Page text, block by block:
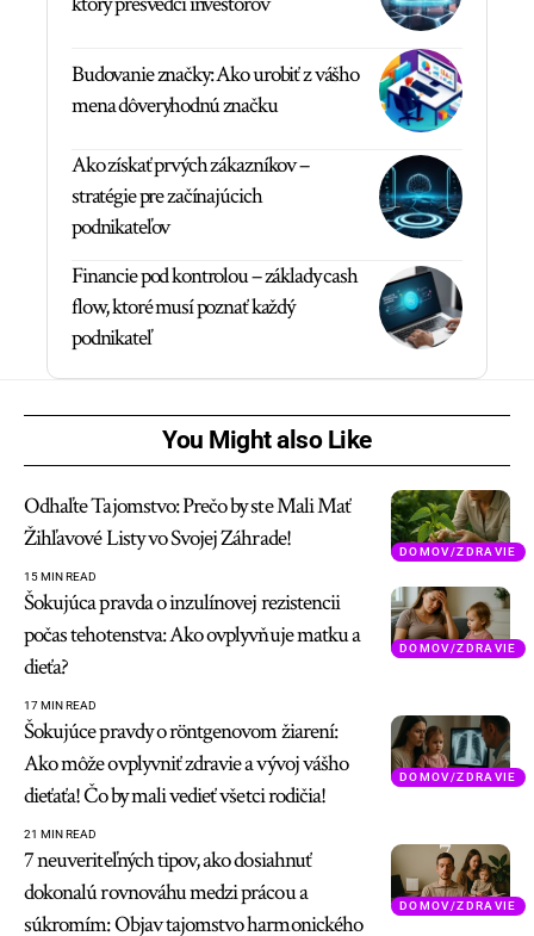
Budovanie značky: Ako urobiť z vášho
mena dôveryhodnú značku
Ako získať prvých zákazníkov –
stratégie pre začínajúcich
podnikateľov
Financie pod kontrolou – základy cash
flow, ktoré musí poznať každý
podnikateľ
You Might also Like
DOMOV/ZDRAVIE
Odhaľte Tajomstvo: Prečo by ste Mali Mať
Žihľavové Listy vo Svojej Záhrade!
15 MIN READ
DOMOV/ZDRAVIE
Šokujúca pravda o inzulínovej rezistencii
počas tehotenstva: Ako ovplyvňuje matku a
dieťa?
17 MIN READ
DOMOV/ZDRAVIE
Šokujúce pravdy o röntgenovom žiarení:
Ako môže ovplyvniť zdravie a vývoj vášho
dieťaťa! Čo by mali vedieť všetci rodičia!
21 MIN READ
DOMOV/ZDRAVIE
7 neuveriteľných tipov, ako dosiahnuť
dokonalú rovnováhu medzi prácou a
súkromím: Objav tajomstvo harmonického